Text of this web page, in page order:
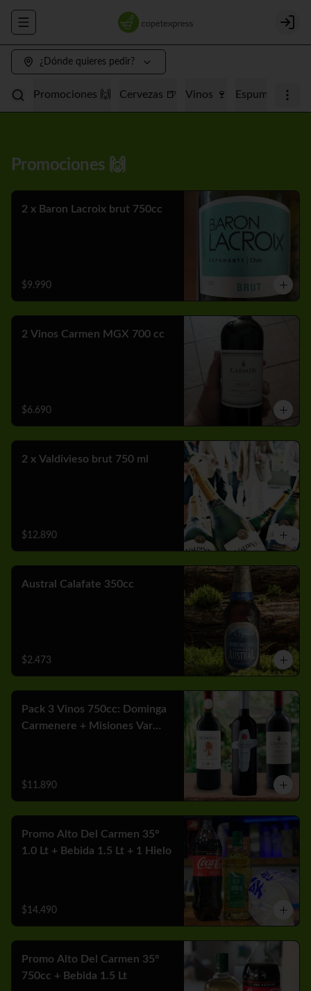
Abrir menu de navegación Login
¿Dónde quieres pedir?
Promociones 🙌 Cervezas 🍺 Vinos 🍷 Espumantes 🥂
Promociones 🙌
2 x Baron Lacroix brut 750cc
$9.990
2 Vinos Carmen MGX 700 cc
$6.690
2 x Valdivieso brut 750 ml
$12.890
Austral Calafate 350cc
$2.473
Pack 3 Vinos 750cc: Dominga
Carmenere + Misiones Var
$11.890
Promo Alto Del Carmen 35°
1.0 Lt + Bebida 1.5 Lt + 1 Hielo
$14.490
Promo Alto Del Carmen 35°
750cc + Bebida 1.5 Lt